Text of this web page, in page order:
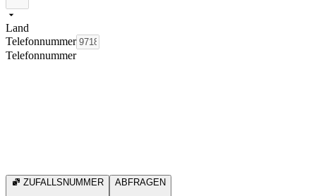
Land
Telefonnummer
Telefonnummer
ZUFALLSNUMMER ABFRAGEN